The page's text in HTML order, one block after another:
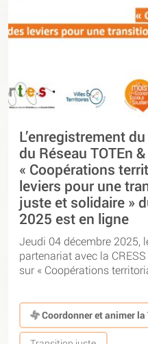
L’enregistrement
du Réseau TOTEn
« Coopérations
leviers pour une
juste et solidaire »
2025 est en ligne
Jeudi 04 décembre 2025,
partenariat avec la
sur « Coopérations
Coordonner et animer la